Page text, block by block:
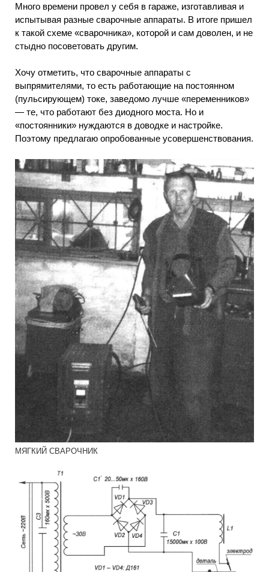
Много времени провел у себя в гараже, изготавливая и
испытывая разные сварочные аппараты. В итоге пришел
к такой схеме «сварочника», которой и сам доволен, и не
стыдно посоветовать другим.
Хочу отметить, что сварочные аппараты с
выпрямителями, то есть работающие на постоянном
(пульсирующем) токе, заведомо лучше «переменников»
— те, что работают без диодного моста. Но и
«постоянники» нуждаются в доводке и настройке.
Поэтому предлагаю опробованные усовершенствования.
МЯГКИЙ СВАРОЧНИК